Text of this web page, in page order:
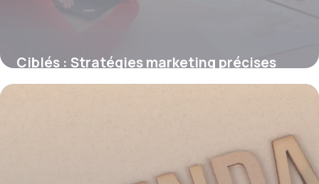
Ciblés : Stratégies marketing précises
2026